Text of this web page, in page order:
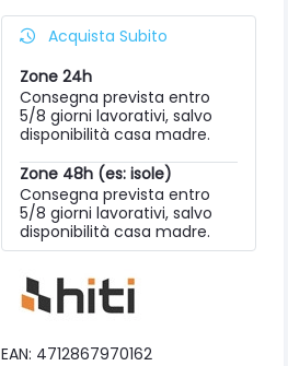
Acquista Subito
Zone 24h
Consegna prevista entro
5/8 giorni lavorativi, salvo
disponibilità casa madre.
Zone 48h (es: isole)
Consegna prevista entro
5/8 giorni lavorativi, salvo
disponibilità casa madre.
EAN: 4712867970162